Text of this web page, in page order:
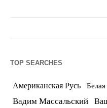
TOP SEARCHES
Американская Русь
Вадим Массальский